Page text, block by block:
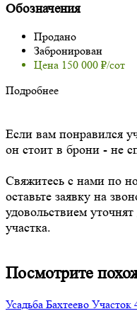
Обозначения
Продано
Забронирован
Цена 150 000 ₽/сот
Подробнее
Если вам понравился
он стоит в брони - не
Свяжитесь с нами по
оставьте заявку на
удовольствием
участка.
Посмотрите
Усадьба Бахтеево Участок